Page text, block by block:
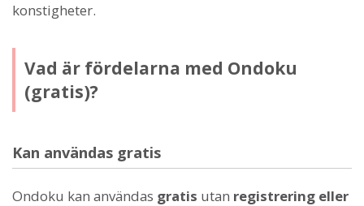
konstigheter.
Vad är fördelarna med Ondoku
(gratis)?
Kan användas gratis
Ondoku kan användas gratis utan registrering eller